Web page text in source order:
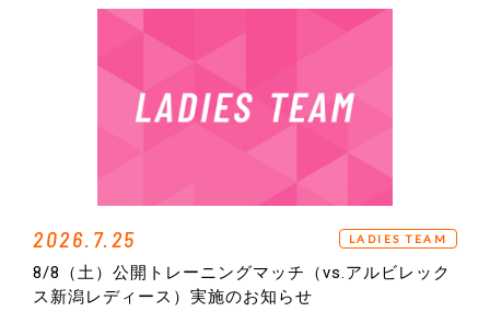
2026.7.25 LADIES TEAM
8/8（土）公開トレーニングマッチ（vs.アルビレック
ス新潟レディース）実施のお知らせ